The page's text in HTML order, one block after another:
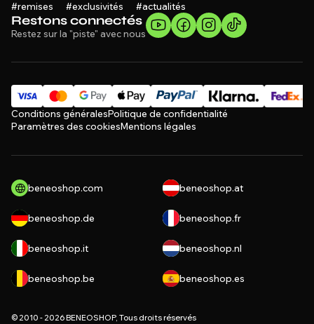
Restons connectés
Restez sur la "piste" avec nous
#remises #exclusivités #actualités
Conditions généralesPolitique de confidentialité
Paramètres des cookiesMentions légales
beneoshop.com beneoshop.at
beneoshop.de beneoshop.fr
beneoshop.it beneoshop.nl
beneoshop.be beneoshop.es
© 2010 - 2026 BENEOSHOP, Tous droits réservés